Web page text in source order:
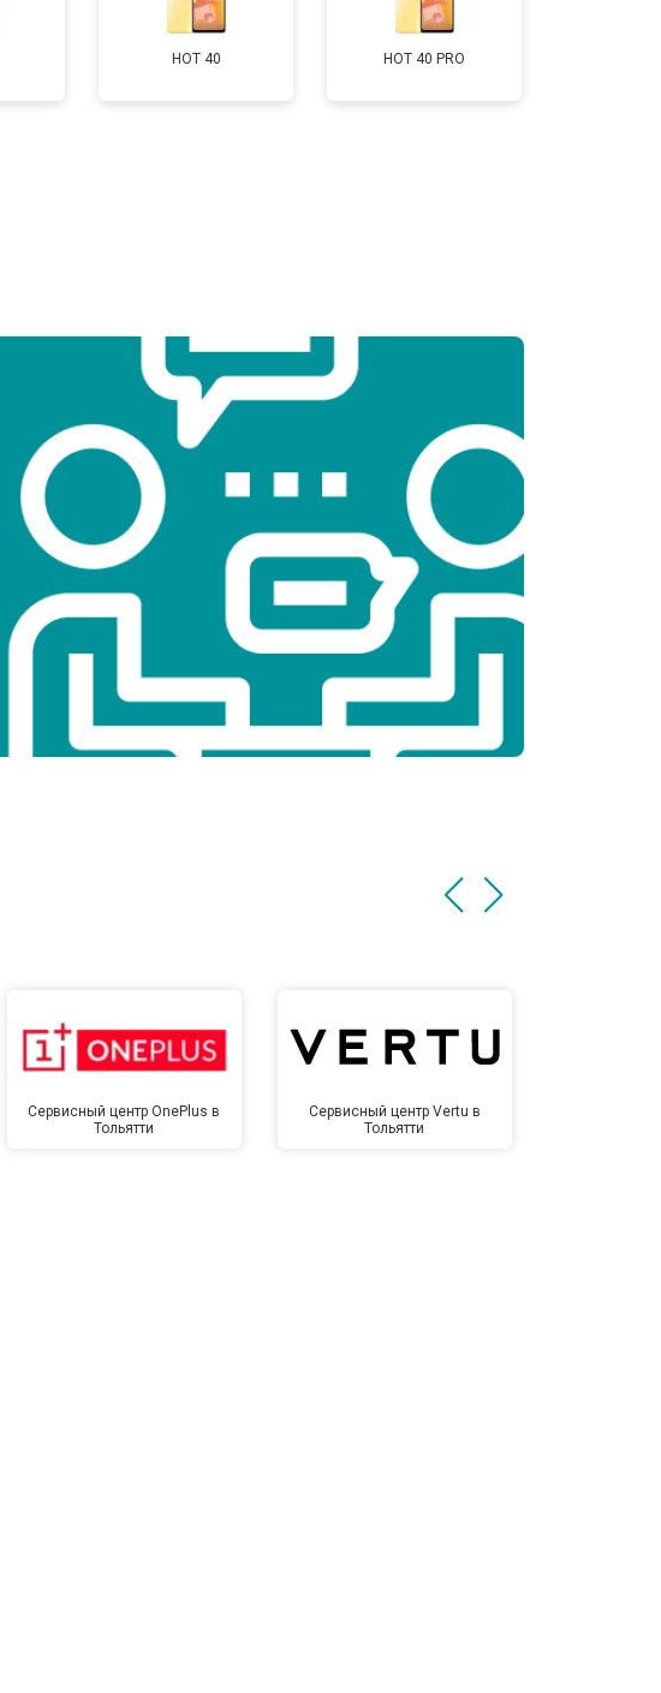
от 1400 ₽ Заказать
HOT 40 HOT 40 PRO
Сервисный центр OnePlus в
Тольятти
Сервисный центр Vertu в
Тольятти